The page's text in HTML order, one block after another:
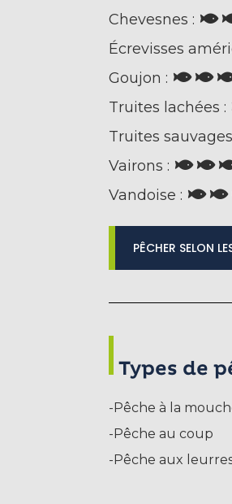
Chevesnes :
Écrevisses
Goujon :
Truites lachées :
Truites
Vairons :
Vandoise :
PÊCHER SELON
Types de
-Pêche à la
-Pêche au coup
-Pêche aux